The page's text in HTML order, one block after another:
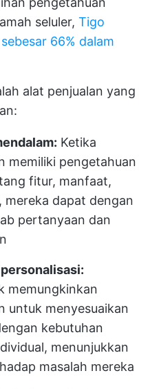
seluler, Tigo
66% dalam
alat penjualan yang
Ketika
memiliki pengetahuan
fitur, manfaat,
mereka dapat dengan
pertanyaan dan
memungkinkan
untuk menyesuaikan
kebutuhan
menunjukkan
masalah mereka